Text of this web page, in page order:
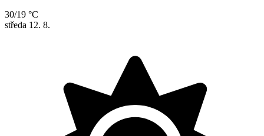
30/19 °C
středa 12. 8.